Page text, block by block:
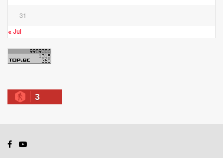
31
« Jul
3